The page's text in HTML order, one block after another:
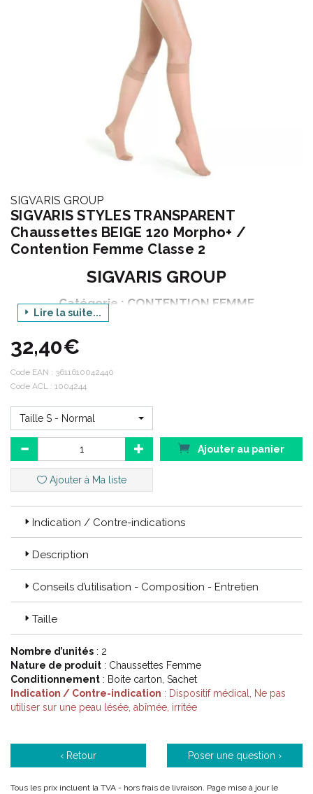
SIGVARIS GROUP
SIGVARIS STYLES TRANSPARENT
Chaussettes BEIGE 120 Morpho+ /
Contention Femme Classe 2
SIGVARIS GROUP
Catégorie : CONTENTION FEMME
Gamme : STYLES
Déclinaison : TRANSPARENT
Produit : CHAUSSETTES
Couleur : BEIGE 120
Styles :
Les “Styles” sont des produits au look tendance adaptés aux
tenues de vos patientes, pour qu’elles puissent exprimer leur
DIVIN ECLAT.
Code ACL : 1004244 / 1004249 / 1004245 / 1004250 /
1004246 / 1004251 / 1004247 / 1004252 / 1004248 / 1004233
3611610042471 / 3611610042525 / 3611610042488 /
3611610042532
Lire la suite...
32,40€
Code EAN : 3611610042440
Code ACL : 1004244
Taille S - Normal
Ajouter au panier
Ajouter à Ma liste
Indication / Contre-indications
Description
Conseils d’utilisation - Composition - Entretien
Taille
Nombre d’unités : 2
Nature de produit : Chaussettes Femme
Conditionnement : Boite carton, Sachet
Indication / Contre-indication : Dispositif médical, Ne pas
utiliser sur une peau lésée, abîmée, irritée
‹ Retour Poser une question ›
Tous les prix incluent la TVA - hors frais de livraison. Page mise à jour le